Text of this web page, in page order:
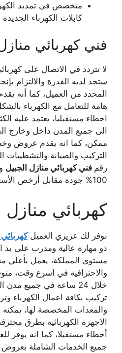
متخصص في تمديد
كابلات الكهرباء الجديدة
فني كهربائي
لا تتردد في الاتصال على
ستجد لديه القدرة والالتزام
المحدد من العميل، كما أنه
هامة للتعامل مع الكهرباء
اخطاء مستقبليا، يعتمد عليه
الى جميع المدن داخل وخارج
ممكن، كما انه يقدم عروض
التركيب والصيانة والتشطيبات
رقم فني كهربائي منازل الجبيل
100% جودة مقابل أرخص الأسعار التي يقدمها.
كهربائي منازل
نوفر لك عزيزي العميل
ذو مهارة عالية ومدرب على يد
مستوى المملكة، يعمل بأعلي
والاحترافية في اسرع وقت،
خلال 24 ساعة في جميع
تركيب بكافة اعمال الكهرباء
والمعدات المخصصة لها، يمكنه
الاجهزة الكهربائية بطرق
أخطاء مستقبلا، كما انه يوفر
جميع الخدمات الشاملة